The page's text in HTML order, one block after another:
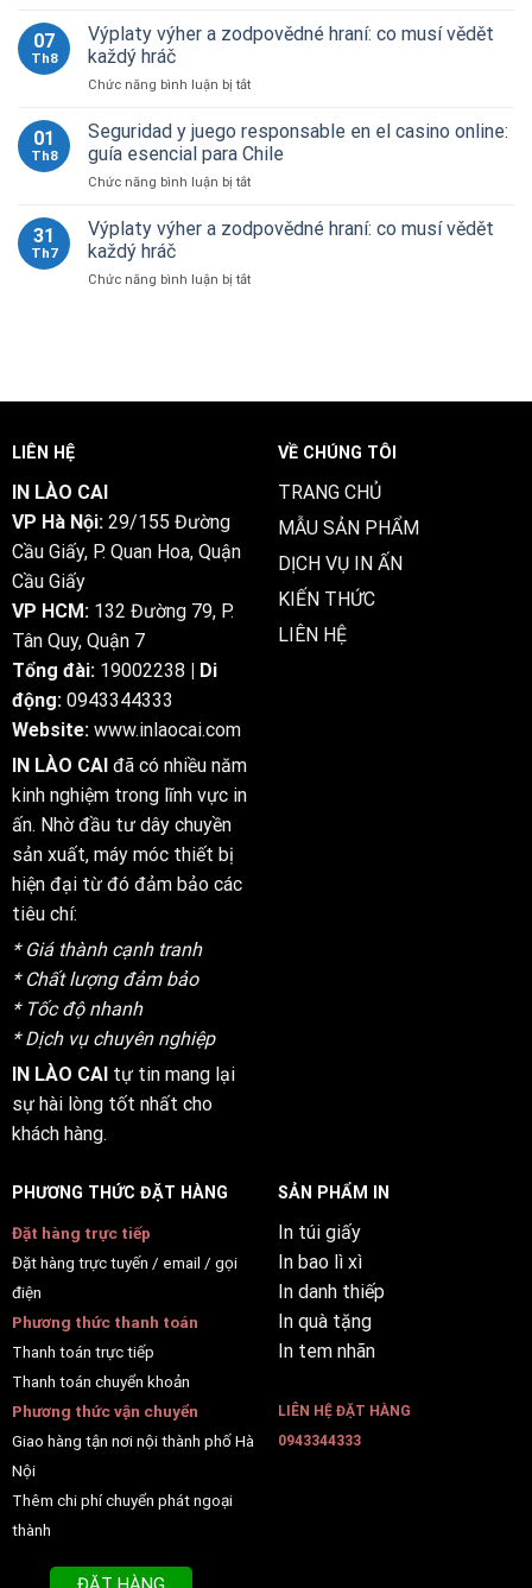
musí
hráč
výher
a
hraní:
musí
vědět
hráč
07
Th8
Výplaty výher a zodpovědné hraní: co musí vědět
každý hráč
Chức năng bình luận bị tắtở
výher
a
zodpovědné
hraní:
musí
hráč
01
Th8
Seguridad y juego responsable en el casino online:
guía esencial para Chile
Chức năng bình luận bị tắtở
y
juego
en
para
31
Th7
Výplaty výher a zodpovědné hraní: co musí vědět
každý hráč
Chức năng bình luận bị tắtở
co
každý
LIÊN HỆ
IN LÀO CAI
VP Hà Nội: 29/155 Đường
Cầu Giấy, P. Quan Hoa, Quận
Cầu Giấy
VP HCM: 132 Đường 79, P.
Tân Quy, Quận 7
Tổng đài: 19002238 | Di
động: 0943344333
Website: www.inlaocai.com
IN LÀO CAI đã có nhiều năm
kinh nghiệm trong lĩnh vực in
ấn. Nhờ đầu tư dây chuyền
sản xuất, máy móc thiết bị
hiện đại từ đó đảm bảo các
tiêu chí:
* Giá thành cạnh tranh
* Chất lượng đảm bảo
* Tốc độ nhanh
* Dịch vụ chuyên nghiệp
IN LÀO CAItự tin mang lại
sự hài lòng tốt nhất cho
khách hàng.
VỀ CHÚNG TÔI
TRANG CHỦ
MẪU SẢN PHẨM
DỊCH VỤ IN ẤN
KIẾN THỨC
LIÊN HỆ
PHƯƠNG THỨC ĐẶT HÀNG
Đặt hàng trực tiếp
Đặt hàng trực tuyến / email / gọi
điện
Phương thức thanh toán
Thanh toán trực tiếp
Thanh toán chuyển khoản
Phương thức vận chuyển
Giao hàng tận nơi nội thành phố Hà
Nội
Thêm chi phí chuyển phát ngoại
thành
SẢN PHẨM IN
In túi giấy
In bao lì xì
In danh thiếp
In quà tặng
In tem nhãn
LIÊN HỆ ĐẶT HÀNG
0943344333